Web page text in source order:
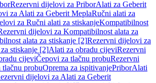
Rezervni dijelovi za PriborAlati za Geberit
za Alati za Geberit MeplaRučni alati za
za Ručni alati za stiskanjeKompatibilnost
dijelovi za Kompatibilnost alata za
alata za stiskanje [2]Rezervni dijelovi za
stiskanje [2]Alati za obradu cijeviRezervni
cijeviČepovi za tlačnu probuRezervni
probuOprema za ispitivanjePriborAlati
dijelovi za Alati za Geberit